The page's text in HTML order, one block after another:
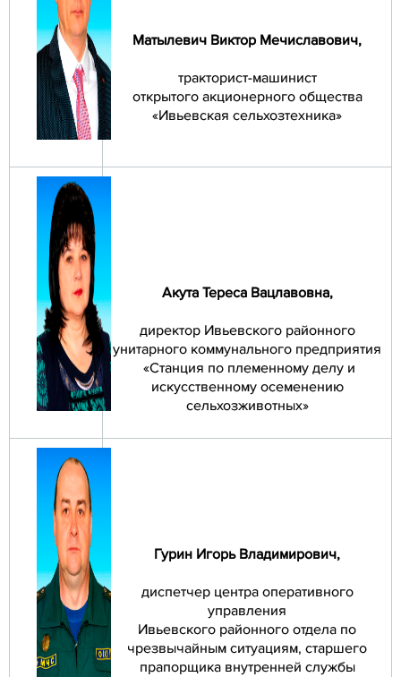
Матылевич Виктор Мечиславович,
тракторист-машинист
открытого акционерного общества
«Ивьевская сельхозтехника»
Акута Тереса Вацлавовна,
директор Ивьевского районного
унитарного коммунального предприятия
«Станция по племенному делу и
искусственному осеменению
сельхозживотных»
Гурин Игорь Владимирович,
диспетчер центра оперативного
управления
Ивьевского районного отдела по
чрезвычайным ситуациям, старшего
прапорщика внутренней службы